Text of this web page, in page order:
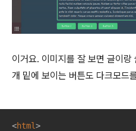
이거요. 이미지를 잘 보면 글이
개 밑에 보이는 버튼도 다크모드
<html>